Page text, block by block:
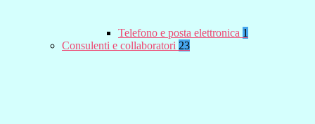
Telefono e posta elettronica 1
Consulenti e collaboratori 23